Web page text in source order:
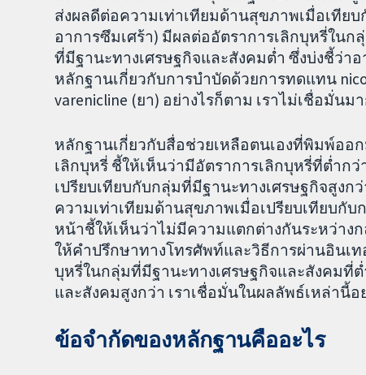
ส่งผลดีต่อความเท่าเทียมด้านสุขภาพเมื่อเทีย
อาการซึมเศร้า) มีผลต่ออัตราการเลิกบุหรี่ใน
ที่มีฐานะทางเศรษฐกิจและสังคมต่ำ ซึ่งบ่งชี้ว่
หลักฐานเกี่ยวกับการบำบัดด้วยการทดแทน
varenicline (ยา) อย่างไรก็ตาม เราไม่เชื่อมั่น
หลักฐานเกี่ยวกับสื่อช่วยเหลือตนเองที่พิมพ์ออ
เลิกบุหรี่ ชี้ให้เห็นว่ามีอัตราการเลิกบุหรี่ที่ต่ำก
เปรียบเทียบกับกลุ่มที่มีฐานะทางเศรษฐกิจสูงก
ความเท่าเทียมด้านสุขภาพเมื่อเปรียบเทียบกั
หน้าชี้ให้เห็นว่าไม่มีความแตกต่างกันระหว่าง
ให้คำปรึกษาทางโทรศัพท์และวิธีการผ่านอินเ
บุหรี่ในกลุ่มที่มีฐานะทางเศรษฐกิจและสังคมที่
และสังคมสูงกว่า เราเชื่อมั่นในผลลัพธ์เหล่านี้อ
ข้อจำกัดของหลักฐานคืออะไร